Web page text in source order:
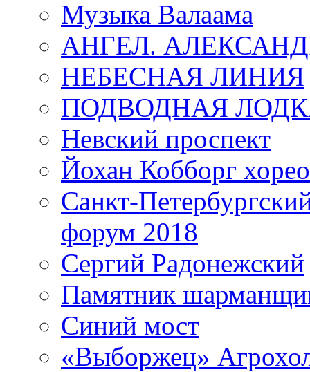
Музыка Валаама
АНГЕЛ.
НЕБЕСНАЯ ЛИНИЯ
ПОДВОДНАЯ
Невский проспект
Йохан Кобборг
Санкт-
форум 2018
Сергий Радонежский
Памятник
Синий мост
«Выборжец»